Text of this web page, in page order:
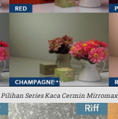
Pilihan Series Kaca Cermin Mirromax